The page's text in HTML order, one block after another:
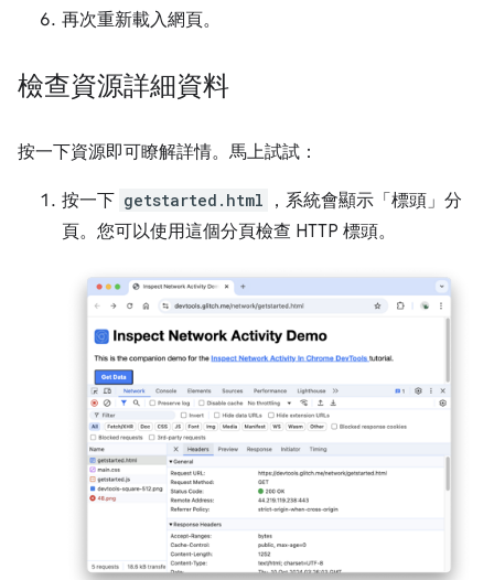
再次重新載入網頁。
檢查資源詳細資料
按一下資源即可瞭解詳情。馬上試試：
按一下 getstarted.html ，系統會顯示「標頭」 分
頁。您可以使用這個分頁檢查 HTTP 標頭。